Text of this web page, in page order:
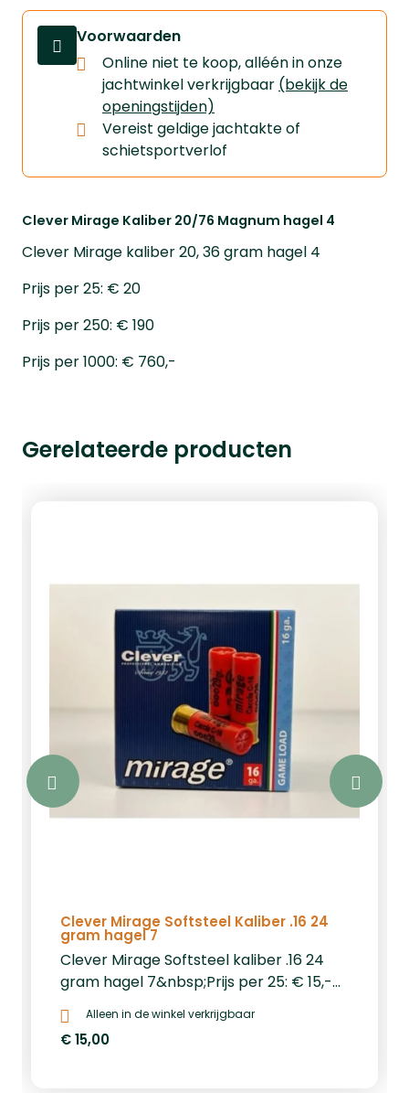
Clever Mirage Kaliber 20/76 Magnum hagel 4
Clever Mirage kaliber 20, 36 gram hagel 4
Prijs per 25: € 20
Prijs per 250: € 190
Prijs per 1000: € 760,-
Voorwaarden
Online niet te koop, alléén in onze
jachtwinkel verkrijgbaar (bekijk de
openingstijden)
Vereist geldige jachtakte of
schietsportverlof
Gerelateerde producten
Clever Mirage Softsteel Kaliber .16 24
gram hagel 7
Clever Mirage Softsteel kaliber .16 24
gram hagel 7&nbsp;Prijs per 25: € 15,-
per 1000: € 520,-&nbsp;
Alleen in de winkel verkrijgbaar
€ 15,00